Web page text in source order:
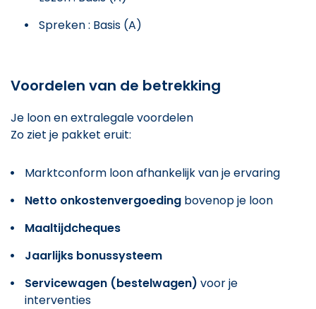
Spreken : Basis (A)
Voordelen van de betrekking
Je loon en extralegale voordelen
Zo ziet je pakket eruit:
Marktconform loon afhankelijk van je ervaring
Netto onkostenvergoeding bovenop je loon
Maaltijdcheques
Jaarlijks bonussysteem
Servicewagen (bestelwagen) voor je
interventies